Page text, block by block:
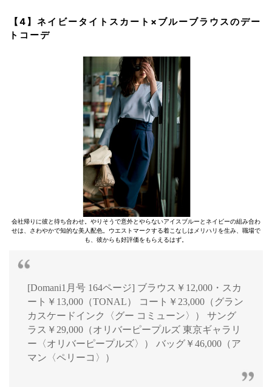
【4】ネイビータイトスカート×ブルーブラウスのデー
トコーデ
会社帰りに彼と待ち合わせ。やりそうで意外とやらないアイスブルーとネイビーの組み合わ
せは、さわやかで知的な美人配色。ウエストマークする着こなしはメリハリを生み、職場で
も、彼からも好評価をもらえるはず。
[Domani1月号 164ページ] ブラウス￥12,000・スカ
ート￥13,000（TONAL） コート￥23,000（グラン
カスケードインク〈グー コミューン〉） サング
ラス￥29,000（オリバーピープルズ 東京ギャラリ
ー〈オリバーピープルズ〉） バッグ￥46,000（ア
マン〈ペリーコ〉）